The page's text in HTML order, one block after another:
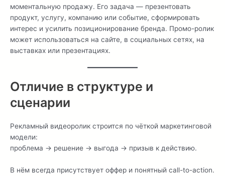
моментальную продажу. Его задача — презентовать
продукт, услугу, компанию или событие, сформировать
интерес и усилить позиционирование бренда. Промо-ролик
может использоваться на сайте, в социальных сетях, на
выставках или презентациях.
Отличие в структуре и
сценарии
Рекламный видеоролик строится по чёткой маркетинговой
модели:
проблема → решение → выгода → призыв к действию.
В нём всегда присутствует оффер и понятный call-to-action.